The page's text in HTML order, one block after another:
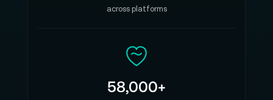
across platforms
58,000+